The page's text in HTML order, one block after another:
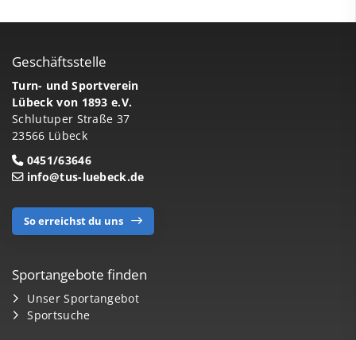
Geschäftsstelle
Turn- und Sportverein
Lübeck von 1893 e.V.
Schlutuper Straße 37
23566 Lübeck
0451/63646
info@tus-luebeck.de
So erreichst du uns
Sportangebote finden
Unser Sportangebot
Sportsuche